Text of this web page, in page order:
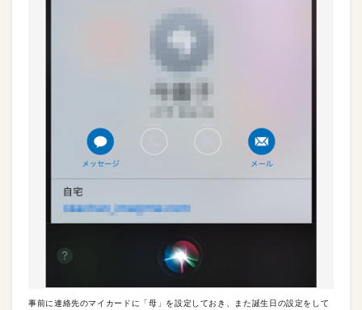
事前に連絡先のマイカードに「母」を設定しておき、また誕生日の設定をして